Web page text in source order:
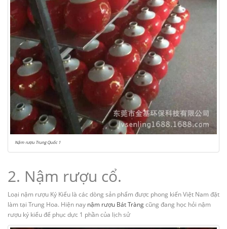
Nậm rượu Trung Quốc 1
2. Nậm rượu cổ.
Loại nậm rượu Ký Kiểu là các dòng sản phẩm được phong kiến Việt Nam đặt
làm tại Trung Hoa. Hiện nay nậm rượu Bát Tràngcũng đang học hỏi nậm
rượu ký kiểu để phục dực 1 phần của lịch sử